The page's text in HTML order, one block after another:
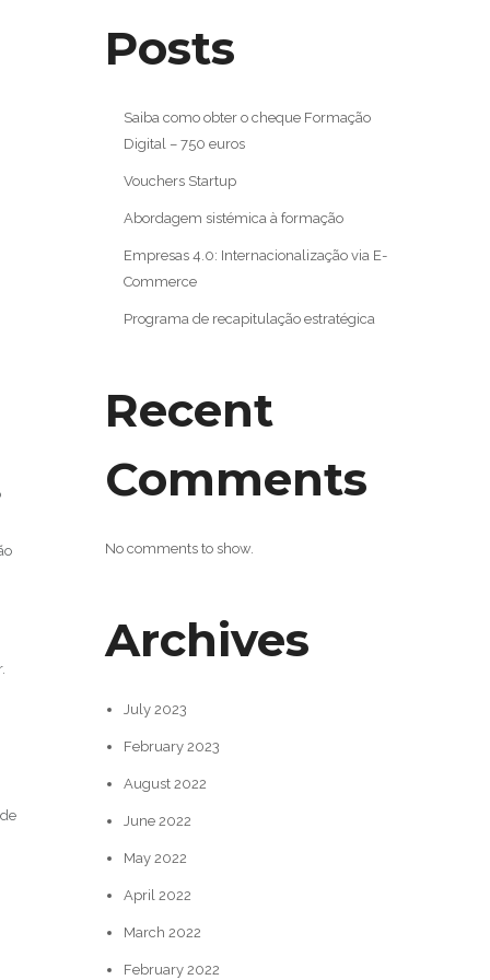
Posts
Saiba como obter o cheque Formação
Digital – 750 euros
Vouchers Startup
Abordagem sistémica à formação
Empresas 4.0: Internacionalização via E-
Commerce
Programa de recapitulação estratégica
Recent
Comments
No comments to show.
Archives
July 2023
February 2023
August 2022
June 2022
May 2022
April 2022
March 2022
February 2022